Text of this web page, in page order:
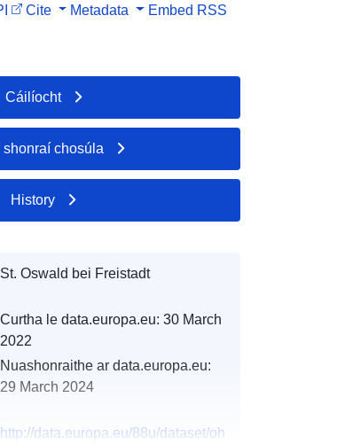
Cite Metadata Embed RSS
Cáilíocht
shonraí chosúla
History
St. Oswald bei Freistadt
Curtha le data.europa.eu: 30 March
2022
Nuashonraithe ar data.europa.eu:
29 March 2024
http://data.europa.eu/88u/dataset/oh